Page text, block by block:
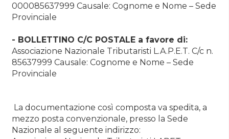
000085637999 Causale: Cognome e Nome – Sede
Provinciale
- BOLLETTINO C/C POSTALE a favore di:
Associazione Nazionale Tributaristi L.A.P.E.T. C/c n.
85637999 Causale: Cognome e Nome – Sede
Provinciale
La documentazione così composta va spedita, a
mezzo posta convenzionale, presso la Sede
Nazionale al seguente indirizzo: